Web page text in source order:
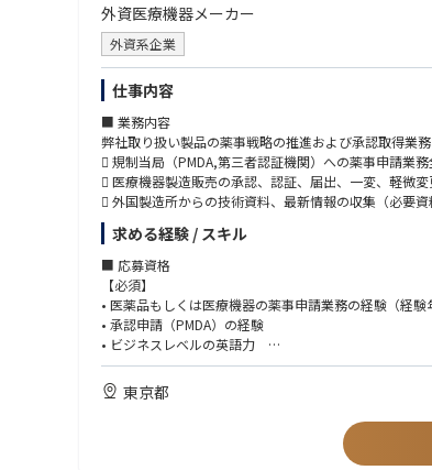
外資医療機器メーカー
外資系企業
仕事内容
■ 業務内容
弊社取り扱い製品の薬事戦略の推進および承認取得業
 規制当局（PMDA,第三者認証機関）への薬事申請業務
 医療機器製造販売の承認、認証、届出、一変、軽微
 外国製造所からの技術資料、最新情報の収集（必要資
 規制当局との渉外交渉、指摘事項への対応（方針の提
 添付文書（案）作成
 QMS対応、MDSAP対応
 保険適用希望書作成
ーーーーーーーーーーーーーーーーーーーー
■ この仕事・当社の魅力
 新規薬事申請のパイプラインが豊富
これから日本へ上陸させるフェーズで、新規承認申請に
 導入からライフサイクル管理まで一貫して携われる
申請だけでなく、一部変更申請、保険申請、QMS、再
製品のライフサイクル全般に関わることができ、特
 この規模だからこそ得られる裁量とスピード
求める経験 / スキル
■ 応募資格
【必須】
• 医薬品もしくは医療機器の薬事申請業務の経験（経験
• 承認申請（PMDA）の経験
• ビジネスレベルの英語力
• メールやチャット、文書作成等によるグローバルと
• Web会議やミーティングに対する抵抗感がない方
【歓迎】
• 理系のバックグラウンド（工学、生物、化学、薬学
東京都